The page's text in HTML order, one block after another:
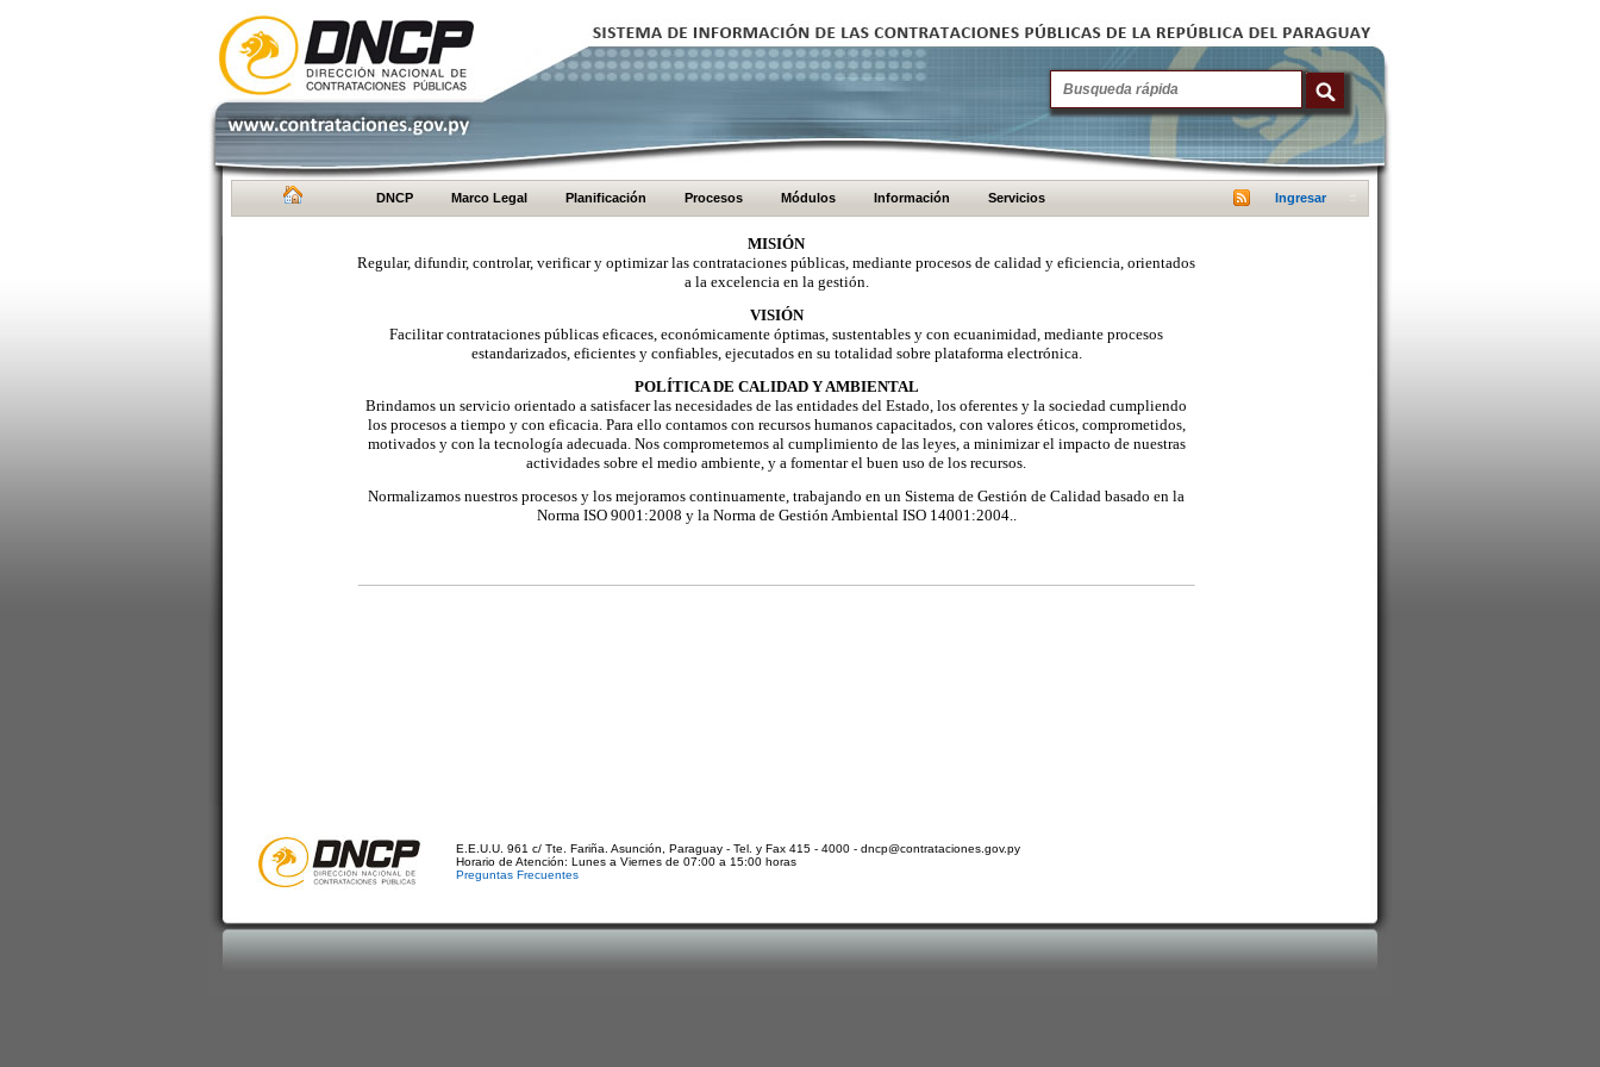
DNCP Marco Legal Planificación Procesos Módulos Información Servicios Ingresar
MISIÓN
Regular, difundir, controlar, verificar y optimizar las contrataciones públicas, mediante procesos de calidad y eficiencia, orientados
a la excelencia en la gestión.
VISIÓN
Facilitar contrataciones públicas eficaces, económicamente óptimas, sustentables y con ecuanimidad, mediante procesos
estandarizados, eficientes y confiables, ejecutados en su totalidad sobre plataforma electrónica.
POLÍTICA DE CALIDAD Y AMBIENTAL
Brindamos un servicio orientado a satisfacer las necesidades de las entidades del Estado, los oferentes y la sociedad cumpliendo
los procesos a tiempo y con eficacia. Para ello contamos con recursos humanos capacitados, con valores éticos, comprometidos,
motivados y con la tecnología adecuada. Nos comprometemos al cumplimiento de las leyes, a minimizar el impacto de nuestras
actividades sobre el medio ambiente, y a fomentar el buen uso de los recursos.
Normalizamos nuestros procesos y los mejoramos continuamente, trabajando en un Sistema de Gestión de Calidad basado en la
Norma ISO 9001:2008 y la Norma de Gestión Ambiental ISO 14001:2004..
E.E.U.U. 961 c/ Tte. Fariña. Asunción, Paraguay - Tel. y Fax 415 - 4000 - dncp@contrataciones.gov.py
Horario de Atención: Lunes a Viernes de 07:00 a 15:00 horas
Preguntas Frecuentes